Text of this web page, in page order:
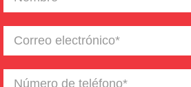
Noticias de la Firma
Un blog de derecho de
Correo
electrónico(Required)
Número